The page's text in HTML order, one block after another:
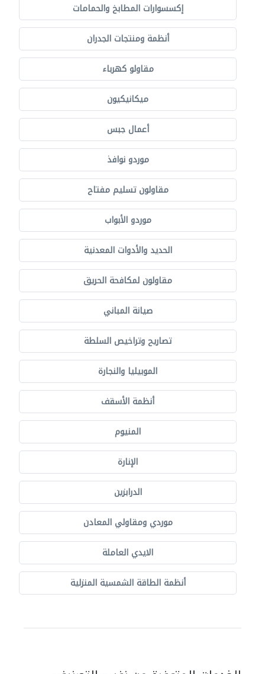
إكسسوارات المطابخ والحمامات
أنظمة ومنتجات الجدران
مقاولو كهرباء
ميكانيكيون
أعمال جبس
موردو نوافذ
مقاولون تسليم مفتاح
موردو الأبواب
الحديد والأدوات المعدنية
مقاولون لمكافحة الحريق
صيانة المباني
تصاريح وتراخيص السلطة
الموبيليا والنجارة
أنظمة الأسقف
المنيوم
الإنارة
الدرابزين
موردي ومقاولي المعادن
الايدي العاملة
أنظمة الطاقة الشمسية المنزلية